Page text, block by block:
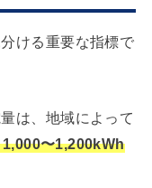
ける重要な指標で
は、地域によって
〜1,200kWh